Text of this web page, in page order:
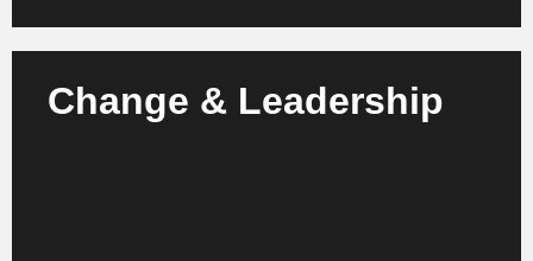
Change & Leadership